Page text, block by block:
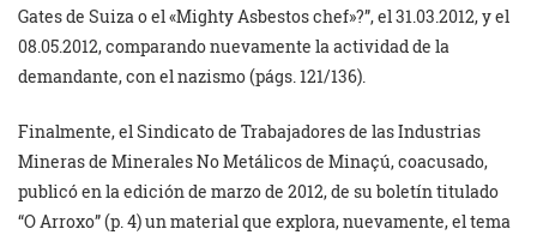
Gates de Suiza o el «Mighty Asbestos chef»?”, el 31.03.2012, y el
08.05.2012, comparando nuevamente la actividad de la
demandante, con el nazismo (págs. 121/136).
Finalmente, el Sindicato de Trabajadores de las Industrias
Mineras de Minerales No Metálicos de Minaçú, coacusado,
publicó en la edición de marzo de 2012, de su boletín titulado
“O Arroxo” (p. 4) un material que explora, nuevamente, el tema